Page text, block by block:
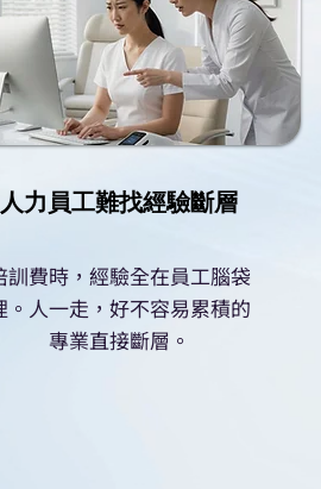
人力員工難找經驗斷層
訓費時，經驗全在員工腦袋
。人一走，好不容易累積的
專業直接斷層。